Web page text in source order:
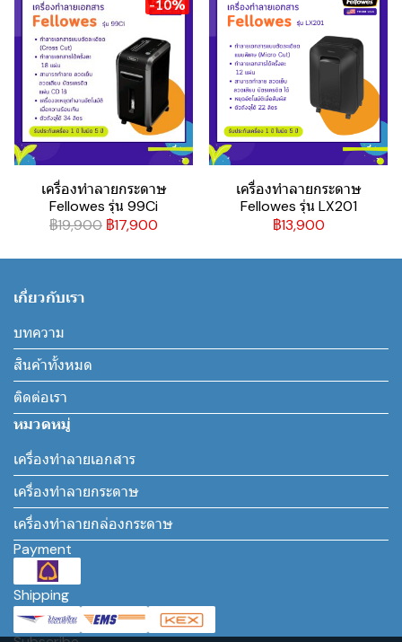
-10%
เครื่องทำลายกระดาษ
Fellowes รุ่น 99Ci
฿19,900 ฿17,900
เครื่องทำลายกระดาษ
Fellowes รุ่น LX201
฿13,900
เกี่ยวกับเรา
บทความ
สินค้าทั้งหมด
ติดต่อเรา
หมวดหมู่
เครื่องทำลายเอกสาร
เครื่องทำลายกระดาษ
เครื่องทำลายกล่องกระดาษ
Payment
Shipping